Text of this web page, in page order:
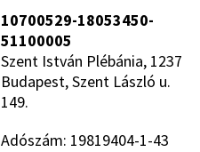
10700529-18053450-
51100005
Szent István Plébánia, 1237
Budapest, Szent László u.
149.
Adószám: 19819404-1-43